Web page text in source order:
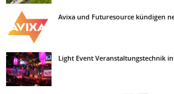
Avixa und Futuresource kündigen
Light Event Veranstaltungstechnik